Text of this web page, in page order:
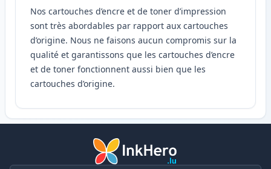
Nos cartouches d’encre et de toner d’impression
sont très abordables par rapport aux cartouches
d’origine. Nous ne faisons aucun compromis sur la
qualité et garantissons que les cartouches d’encre
et de toner fonctionnent aussi bien que les
cartouches d’origine.